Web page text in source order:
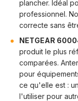
plancher. Idéal
professionnel.
correcte sans
NETGEAR
produit le plus
comparées.
pour
ce qu'elle est :
l'utiliser pour